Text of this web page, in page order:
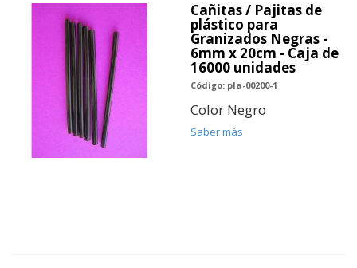
Cañitas / Pajitas de
plástico para
Granizados Negras -
6mm x 20cm - Caja de
16000 unidades
Código: pla-00200-1
Color Negro
Saber más